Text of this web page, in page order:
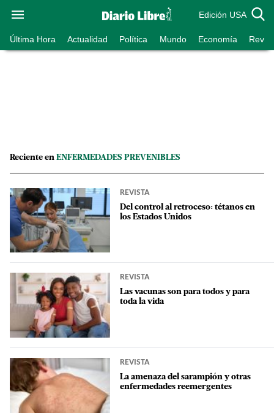
Edición USA
Última Hora Actualidad Política Mundo Economía
Reciente en ENFERMEDADES PREVENIBLES
REVISTA
Del control al retroceso: tétanos en
los Estados Unidos
REVISTA
Las vacunas son para todos y para
toda la vida
REVISTA
La amenaza del sarampión y otras
enfermedades reemergentes